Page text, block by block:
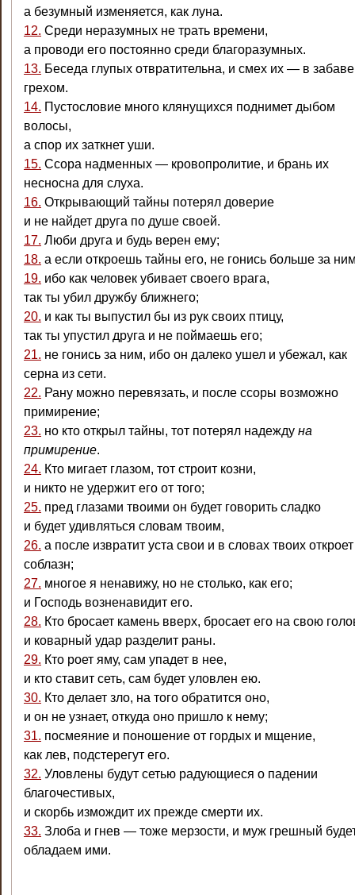
а безумный изменяется, как луна.
12. Среди неразумных не трать времени,
а проводи его постоянно среди благоразумных.
13. Беседа глупых отвратительна, и смех их — в забаве
грехом.
14. Пустословие много клянущихся поднимет дыбом
волосы,
а спор их заткнет уши.
15. Ссора надменных — кровопролитие, и брань их
несносна для слуха.
16. Открывающий тайны потерял доверие
и не найдет друга по душе своей.
17. Люби друга и будь верен ему;
18. а если откроешь тайны его, не гонись больше за
19. ибо как человек убивает своего врага,
так ты убил дружбу ближнего;
20. и как ты выпустил бы из рук своих птицу,
так ты упустил друга и не поймаешь его;
21. не гонись за ним, ибо он далеко ушел и убежал, как
серна из сети.
22. Рану можно перевязать, и после ссоры возможно
примирение;
23. но кто открыл тайны, тот потерял надежду на
примирение.
24. Кто мигает глазом, тот строит козни,
и никто не удержит его от того;
25. пред глазами твоими он будет говорить сладко
и будет удивляться словам твоим,
26. а после извратит уста свои и в словах твоих откроет
соблазн;
27. многое я ненавижу, но не столько, как его;
и Господь возненавидит его.
28. Кто бросает камень вверх, бросает его на свою
и коварный удар разделит раны.
29. Кто роет яму, сам упадет в нее,
и кто ставит сеть, сам будет уловлен ею.
30. Кто делает зло, на того обратится оно,
и он не узнает, откуда оно пришло к нему;
31. посмеяние и поношение от гордых и мщение,
как лев, подстерегут его.
32. Уловлены будут сетью радующиеся о падении
благочестивых,
и скорбь измождит их прежде смерти их.
33. Злоба и гнев — тоже мерзости, и муж грешный
обладаем ими.